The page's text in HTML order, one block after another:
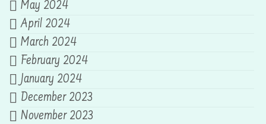
May 2024
April 2024
March 2024
February 2024
January 2024
December 2023
November 2023